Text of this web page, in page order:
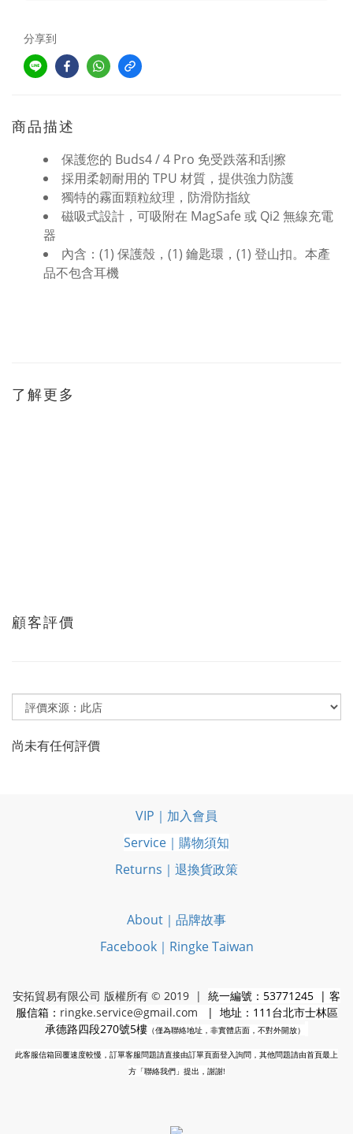
分享到
商品描述
保護您的 Buds4 / 4 Pro 免受跌落和刮擦
採用柔韌耐用的 TPU 材質，提供強力防護
獨特的霧面顆粒紋理，防滑防指紋
磁吸式設計，可吸附在 MagSafe 或 Qi2 無線充電
器
內含：(1) 保護殼，(1) 鑰匙環，(1) 登山扣。本產
品不包含耳機
了解更多
顧客評價
尚未有任何評價
VIP｜加入會員
Service｜購物須知
Returns｜退換貨政策
About｜品牌故事
Facebook｜Ringke Taiwan
安拓貿易有限公司 版權所有 © 2019 | 統一編號：53771245 | 客
服信箱： ringke.service@gmail.com | 地址：111台北市士林區
承德路四段270號5樓 （僅為聯絡地址，非實體店面，不對外開放）
此客服信箱回覆速度較慢，訂單客服問題請直接由訂單頁面登入詢問，其他問題請由首頁最上
方「聯絡我們」提出，謝謝!